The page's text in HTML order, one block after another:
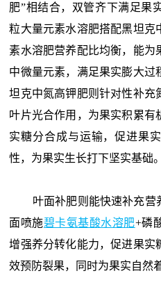
肥”相结合，双管齐下满足果
粒大量元素水溶肥搭配黑坦克
素水溶肥营养配比均衡，能为
中微量元素，满足果实膨大过
坦克中氮高钾肥则针对性补充
叶片光合作用，为果实积累有
实糖分合成与运输，促进果
性，为果实生长打下坚实基础。
叶面补肥则能快速补充营
面喷施碧卡氨基酸水溶肥+磷
增强养分转化能力，促进果实
效预防裂果，同时为果实自然